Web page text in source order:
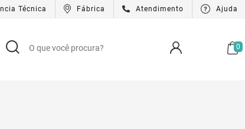
Técnica Fábrica Atendimento Ajuda
0